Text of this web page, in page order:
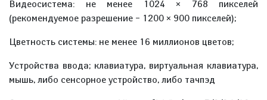
Видеосистема: не менее 1024 × 768 пикселей
(рекомендуемое разрешение – 1200 × 900 пикселей);
Цветность системы: не менее 16 миллионов цветов;
Устройства ввода; клавиатура, виртуальная клавиатура,
мышь, либо сенсорное устройство, либо тачпэд